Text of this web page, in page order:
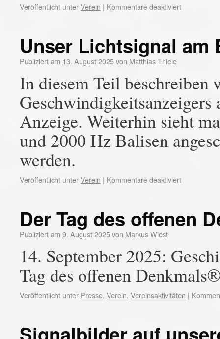
Veröffentlicht unterVerein | Kommentare deaktiviert
Unser Lichtsignal am
Publiziert am 13. August 2025von Matthias Thiele
In diesem Teil
Anzeige. Weiterhin sieht
und 2000 Hz Balisen
werden.
Veröffentlicht unterVerein | Kommentare deaktiviert
Der Tag des offenen
Publiziert am 9. August 2025von Markus Wiest
14. September 2025:
Tag des offenen Denkmals®
Veröffentlicht unter Presse, Verein, Vereinsaktivitäten |